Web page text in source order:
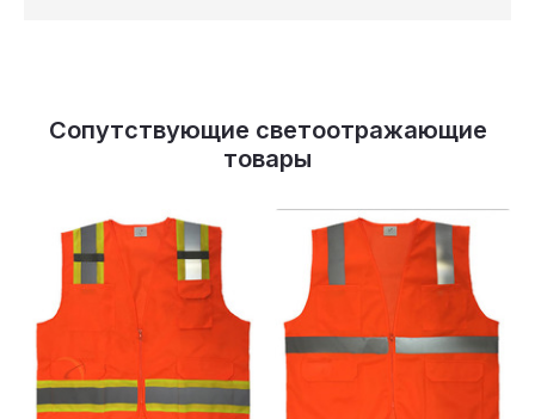
Сопутствующие светоотражающие
товары